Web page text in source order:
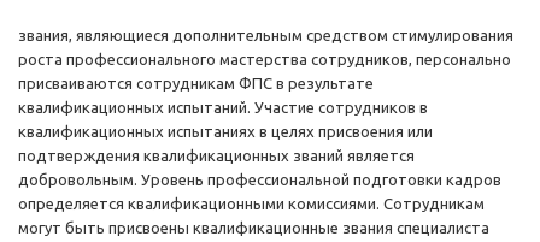
звания, являющиеся дополнительным средством стимулирования
роста профессионального мастерства сотрудников, персонально
присваиваются сотрудникам ФПС в результате
квалификационных испытаний. Участие сотрудников в
квалификационных испытаниях в целях присвоения или
подтверждения квалификационных званий является
добровольным. Уровень профессиональной подготовки кадров
определяется квалификационными комиссиями. Сотрудникам
могут быть присвоены квалификационные звания специалиста